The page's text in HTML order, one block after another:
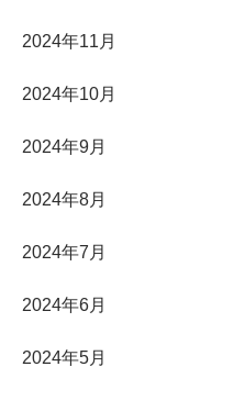
2024年11月
2024年10月
2024年9月
2024年8月
2024年7月
2024年6月
2024年5月